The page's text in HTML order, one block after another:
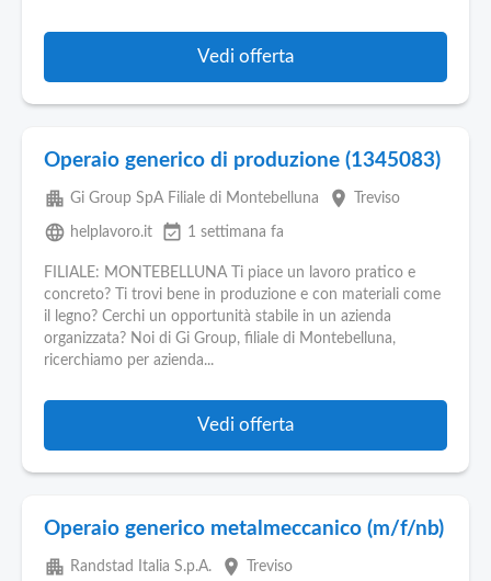
Vedi offerta
Operaio generico di produzione (1345083)
apartment Gi Group SpA Filiale di Montebelluna place Treviso
language helplavoro.it event_available 1 settimana fa
FILIALE: MONTEBELLUNA Ti piace un lavoro pratico e
concreto? Ti trovi bene in produzione e con materiali come
il legno? Cerchi un opportunità stabile in un azienda
organizzata? Noi di Gi Group, filiale di Montebelluna,
ricerchiamo per azienda...
Vedi offerta
Operaio generico metalmeccanico (m/f/nb)
apartment Randstad Italia S.p.A. place Treviso